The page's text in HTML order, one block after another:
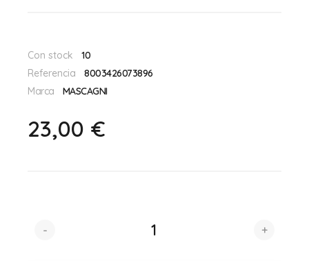
Con stock
10
Referencia
8003426073896
Marca
MASCAGNI
23,00 €
- +